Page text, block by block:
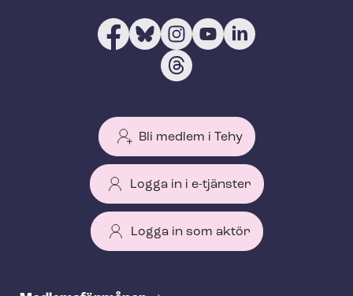
Bli medlem i Tehy
Logga in i e-tjänster
Logga in som aktör
e